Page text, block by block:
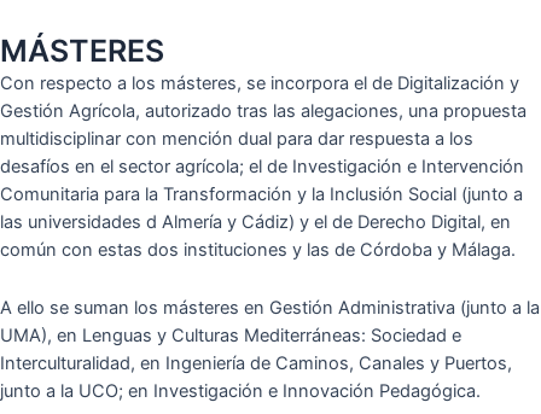
MÁSTERES
Con respecto a los másteres, se incorpora el de Digitalización y
Gestión Agrícola, autorizado tras las alegaciones, una propuesta
multidisciplinar con mención dual para dar respuesta a los
desafíos en el sector agrícola; el de Investigación e Intervención
Comunitaria para la Transformación y la Inclusión Social (junto a
las universidades d Almería y Cádiz) y el de Derecho Digital, en
común con estas dos instituciones y las de Córdoba y Málaga.
A ello se suman los másteres en Gestión Administrativa (junto a la
UMA), en Lenguas y Culturas Mediterráneas: Sociedad e
Interculturalidad, en Ingeniería de Caminos, Canales y Puertos,
junto a la UCO; en Investigación e Innovación Pedagógica.